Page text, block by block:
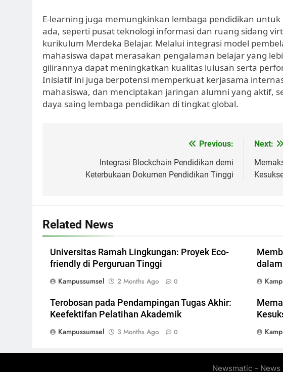
E-learning juga memungkinkan lembaga pendidikan
ada, seperti pusat teknologi informasi dan ruang sidang
kurikulum Merdeka Belajar. Melalui integrasi model
mahasiswa dapat merasakan pengalaman belajar yang
gilirannya dapat meningkatkan kualitas lulusan serta
Inisiatif ini juga berpotensi memperkuat kerjasama
mahasiswa, dan menciptakan jaringan alumni yang aktif,
daya saing lembaga pendidikan di tingkat global.
navigation
Previous:
Integrasi Blockchain Pendidikan demi
Keterbukaan Dokumen Pendidikan Tinggi
Next:
Related News
Universitas Ramah Lingkungan: Proyek Eco-
friendly di Perguruan Tinggi
Kampussumsel
2 Months Ago 0
Terobosan pada Pendampingan Tugas Akhir:
Keefektifan Pelatihan Akademik
Kampussumsel
3 Months Ago 0
Newsmatic - News